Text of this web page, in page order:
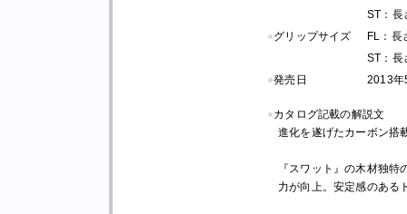
ST：長
●グリップサイズ
FL：長
ST：長
●発売日 2013年
●カタログ記載の解説文
進化を遂げたカーボン搭
『スワット』の木材独
力が向上。安定感のある